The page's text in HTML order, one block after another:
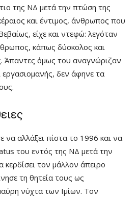
της ΝΔ μετά την πτώση της
και έντιμος, άνθρωπος που
είχε και ντεφώ: λεγόταν
κάπως δύσκολος και
Άπαντες όμως του αναγνώριζαν
εργασιομανής, δεν άφηνε τα
αλλάξει πίστα το 1996 και να
του εντός της ΝΔ μετά την
τον μάλλον άπειρο
τη θητεία τους ως
νύχτα των Ιμίων. Τον